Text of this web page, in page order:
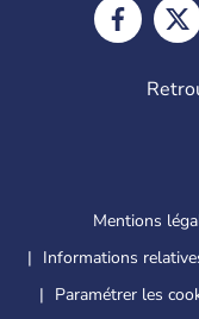
Mentions
Informations
Paramétrer les